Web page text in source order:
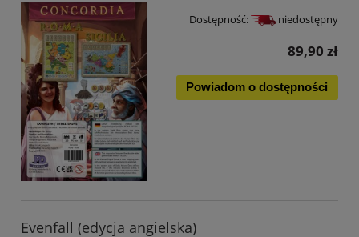
Dostępność: niedostępny
89,90 zł
Powiadom o dostępności
Evenfall (edycja angielska)